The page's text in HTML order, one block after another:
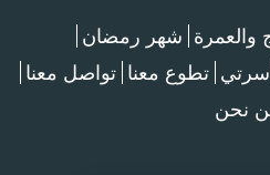
والعمرة شهر رمضان
تطوع معنا تواصل معنا
نحن